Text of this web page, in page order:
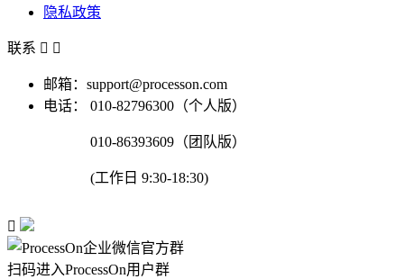
隐私政策
联系  
邮箱：support@processon.com
电话：
010-82796300（个人版）
010-86393609（团队版）
(工作日 9:30-18:30)

扫码进入ProcessOn用户群